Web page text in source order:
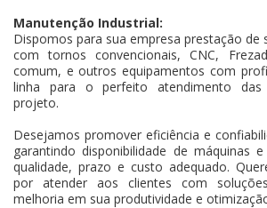
Manutenção Industrial:
Dispomos para sua empresa prestação de
com tornos convencionais, CNC,
comum, e outros equipamentos com
linha para o perfeito atendimento das
projeto.
Desejamos promover eficiência e
garantindo disponibilidade de máquinas
qualidade, prazo e custo adequado.
por atender aos clientes com
melhoria em sua produtividade e